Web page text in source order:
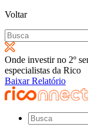
Voltar
Pesquisar
por:
Onde investir no 2º
especialistas da Rico
Baixar Relatório